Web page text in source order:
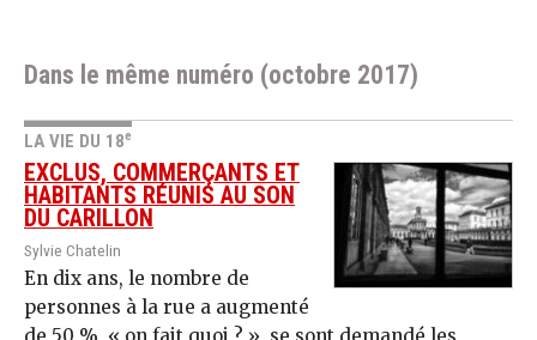
Dans le même numéro (octobre 2017)
LA VIE DU 18e
EXCLUS, COMMERÇANTS ET
HABITANTS RÉUNIS AU SON
DU CARILLON
Sylvie Chatelin
En dix ans, le nombre de
personnes à la rue a augmenté